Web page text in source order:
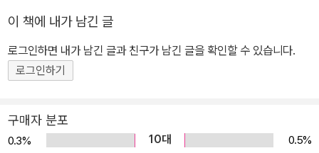
죽음으로 상심한 그는 아내를 처음 만난 세인트 줄리엇으로 참회의
순례 여행을 떠나기도 했다. 1914년 2월, 74세의 하디는 자신의 비
서인 플로렌스 덕데일과 재혼한다. 그녀는 후에 《토머스 하디 전기》
를 집필한다. 그녀는 하디의 문학적 명성을 자랑스러워했고 그를 편
니었다. 노년에 들어서도 하디는 시작(詩作) 활동을 계속했지만, 87
세가 되던 해의 겨울 갑자기 건강이 악화되었다. 1928년 1월 11일,
이 책에 내가 남긴 글
로그인하면 내가 남긴 글과 친구가 남긴 글을 확인할 수 있습니다.
로그인하기
구매자 분포
0.3% 10대
0.5%